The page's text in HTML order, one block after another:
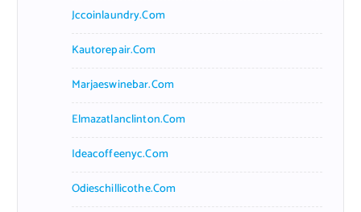
Jccoinlaundry.com
Kautorepair.com
Marjaeswinebar.com
Elmazatlanclinton.com
Ideacoffeenyc.com
Odieschillicothe.com